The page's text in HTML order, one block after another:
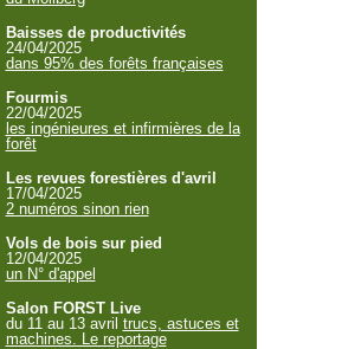
Baisses de productivités
24/04/2025
dans 95% des forêts françaises
Fourmis
22/04/2025
les ingénieures et infirmières de la
forêt
Les revues forestières d'avril
17/04/2025
2 numéros sinon rien
Vols de bois sur pied
12/04/2025
un N° d'appel
Salon FORST Live
du 11 au 13 avril trucs, astuces et
machines. Le reportage